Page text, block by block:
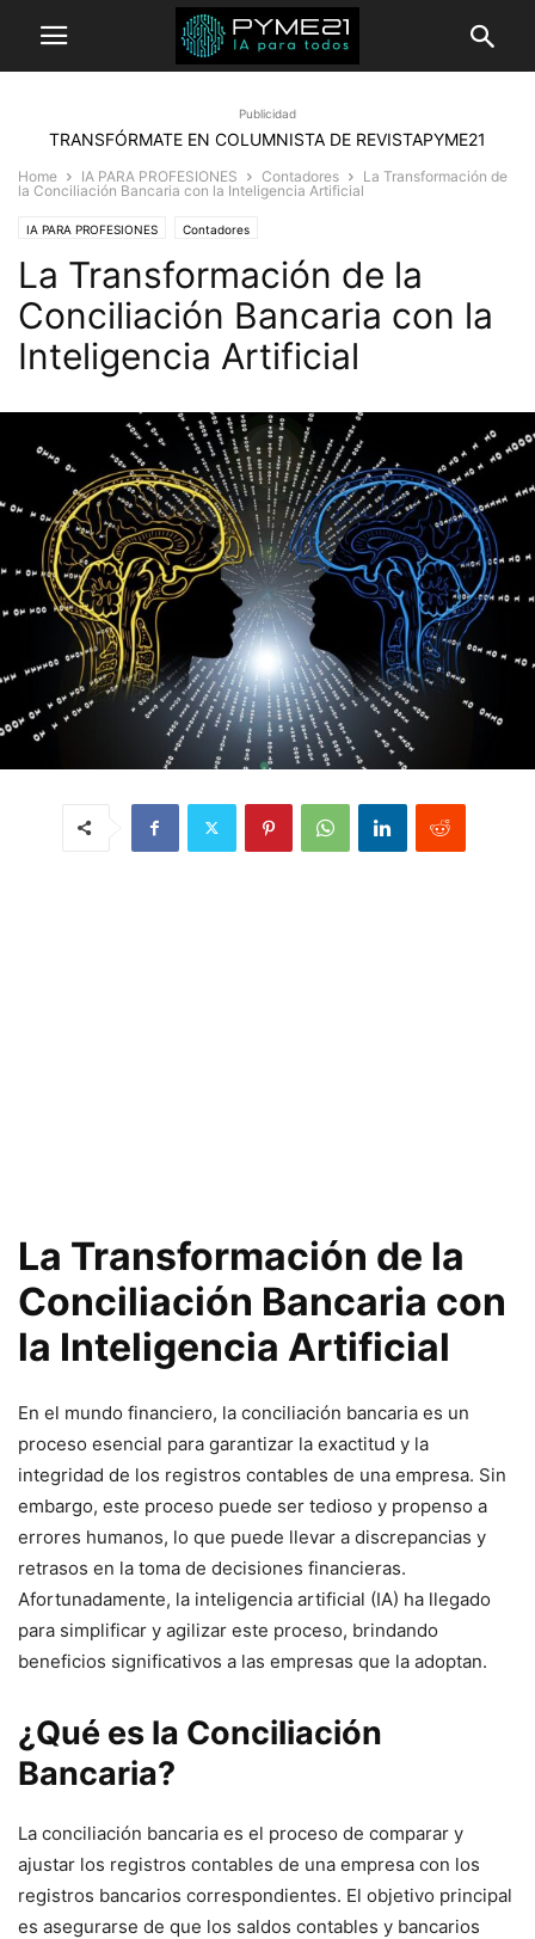
Publicidad
TRANSFÓRMATE EN COLUMNISTA DE REVISTAPYME21
Home IA PARA PROFESIONES Contadores
La Transformación de
la Conciliación Bancaria con la Inteligencia Artificial
IA PARA PROFESIONES Contadores
La Transformación de la
Conciliación Bancaria con la
Inteligencia Artificial
La Transformación de la
Conciliación Bancaria con
la Inteligencia Artificial
En el mundo financiero, la conciliación bancaria es un
proceso esencial para garantizar la exactitud y la
integridad de los registros contables de una empresa. Sin
embargo, este proceso puede ser tedioso y propenso a
errores humanos, lo que puede llevar a discrepancias y
retrasos en la toma de decisiones financieras.
Afortunadamente, la inteligencia artificial (IA) ha llegado
para simplificar y agilizar este proceso, brindando
beneficios significativos a las empresas que la adoptan.
¿Qué es la Conciliación
Bancaria?
La conciliación bancaria es el proceso de comparar y
ajustar los registros contables de una empresa con los
registros bancarios correspondientes. El objetivo principal
es asegurarse de que los saldos contables y bancarios